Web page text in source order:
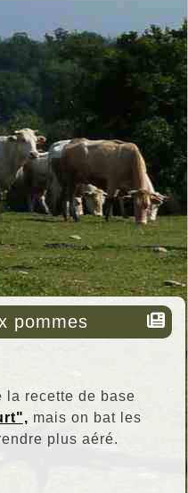
pommes
la recette de base
mais on bat les
plus aéré.